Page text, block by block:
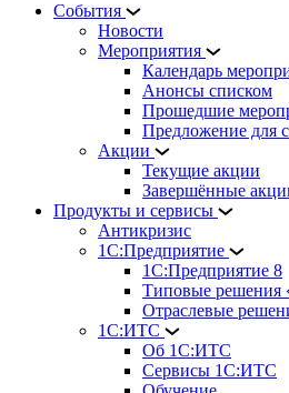
События
Новости
Мероприятия
Календарь
Анонсы списком
Прошедшие
Предложение для
Акции
Текущие акции
Завершённые
Продукты и сервисы
Антикризис
1С:Предприятие
1С:Предприятие 8
Типовые решения
Отраслевые
1С:ИТС
Об 1С:ИТС
Сервисы 1С:ИТС